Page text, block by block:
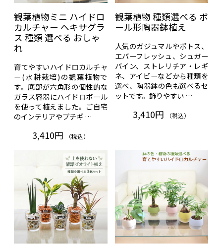
観葉植物ミニ ハイドロ
カルチャー ヘキサグラ
ス 種類 選べる おしゃ
れ
育てやすいハイドロカルチャ
ー(水耕栽培)の観葉植物で
す。底部が六角形の個性的な
ガラス容器にハイドロボール
を使って植えました。ご自宅
のインテリアやプチギ …
3,410円 （税込）
観葉植物 種類選べる ボ
ール形陶器鉢植え
人気のガジュマルやポトス、
エバーフレッシュ、シュガー
バイン、ストレリチア・レギ
ネ、アイビーなどから種類を
選べ、陶器鉢の色も選べるセ
ットです。飾りやすい …
3,410円 （税込）